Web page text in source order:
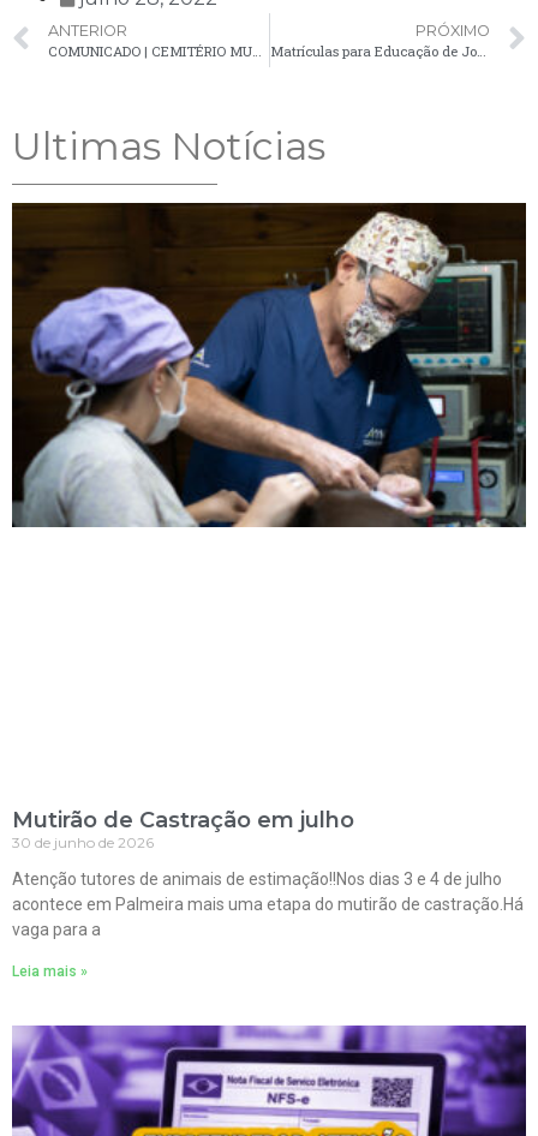
ANTERIOR
COMUNICADO | CEMITÉRIO MUNICIPAL
PRÓXIMO
Matrículas para Educação de Jovens e Adultos (EJA) encerram na próxima terça-feira (2)
Ultimas Notícias
Mutirão de Castração em julho
30 de junho de 2026
Atenção tutores de animais de estimação!!Nos dias 3 e 4 de julho
acontece em Palmeira mais uma etapa do mutirão de castração.Há
vaga para a
Leia mais »